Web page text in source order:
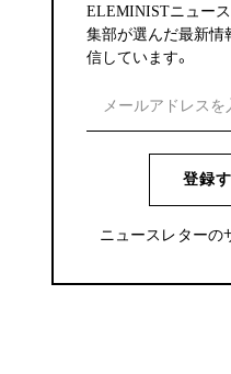
ELEMINISTニュー
集部が選んだ最新情
信しています。
登録
ニュースレターの